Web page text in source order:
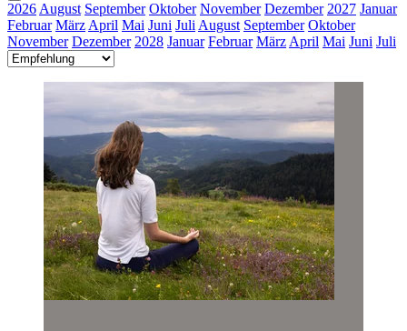
2026 August September Oktober November Dezember 2027 Januar
Februar März April Mai Juni Juli August September Oktober
November Dezember 2028 Januar Februar März April Mai Juni Juli